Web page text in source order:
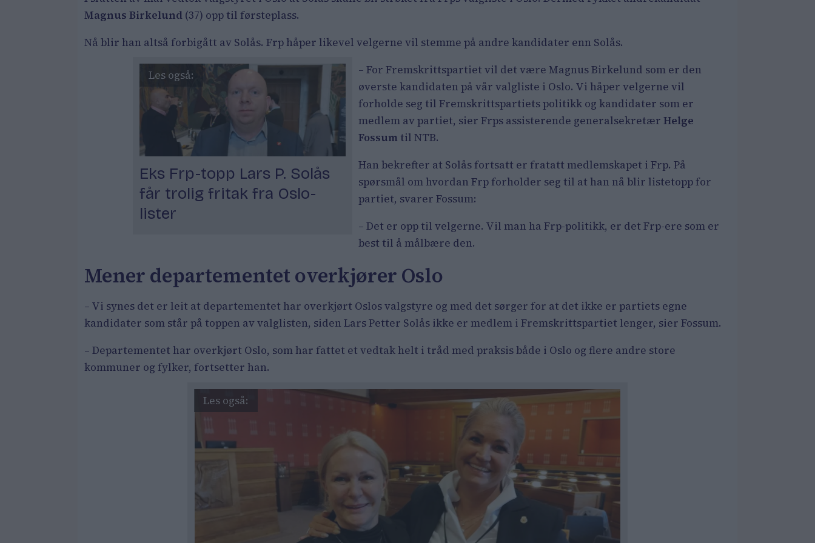
Magnus Birkelund (37) opp til førsteplass.
Nå blir han altså forbigått av Solås. Frp håper likevel velgerne vil stemme på andre kandidater enn Solås.
Eks Frp-topp Lars P. Solås
får trolig fritak fra Oslo-
lister
– For Fremskrittspartiet vil det være Magnus Birkelund som er den
øverste kandidaten på vår valgliste i Oslo. Vi håper velgerne vil
forholde seg til Fremskrittspartiets politikk og kandidater som er
medlem av partiet, sier Frps assisterende generalsekretærHelge
Fossum til NTB.
Han bekrefter at Solås fortsatt er fratatt medlemskapet i Frp. På
spørsmål om hvordan Frp forholder seg til at han nå blir listetopp for
partiet, svarer Fossum:
– Det er opp til velgerne. Vil man ha Frp-politikk, er det Frp-ere som er
best til å målbære den.
Mener departementet overkjører Oslo
– Vi synes det er leit at departementet har overkjørt Oslos valgstyre og med det sørger for at det ikke er partiets egne
kandidater som står på toppen av valglisten, siden Lars Petter Solås ikke er medlem i Fremskrittspartiet lenger, sier Fossum.
– Departementet har overkjørt Oslo, som har fattet et vedtak helt i tråd med praksis både i Oslo og flere andre store
kommuner og fylker, fortsetter han.